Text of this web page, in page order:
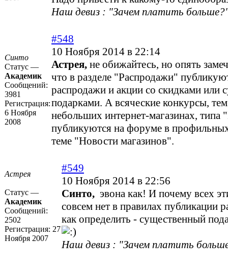
Наш девиз : "Зачем платить
Синто
Статус —
Академик
Сообщений:
3981
Регистрация:
6 Ноября
2008
#548
10 Ноября 2014 в 22:14
Астрея, не обижайтесь, но опять
что в разделе "Распродажи"
распродажи и акции со скидками или
подарками. А всяческие конкурсы,
небольших интернет-магазинах, типа
публикуются на форуме в
теме "Новости магазинов".
Астрея
Статус —
Академик
Сообщений:
2502
Регистрация: 27
Ноября 2007
#549
10 Ноября 2014 в 22:56
Синто, эвона как! И почему всех
совсем нет в правилах публикации
как определить - существенный
Наш девиз : "Зачем платить